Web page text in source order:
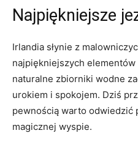
Najpiękniejsze
Irlandia⁢ słynie z
najpiękniejszych
naturalne zbiorniki wodne
urokiem i spokojem. Dziś
pewnością warto odwiedzić
magicznej wyspie.